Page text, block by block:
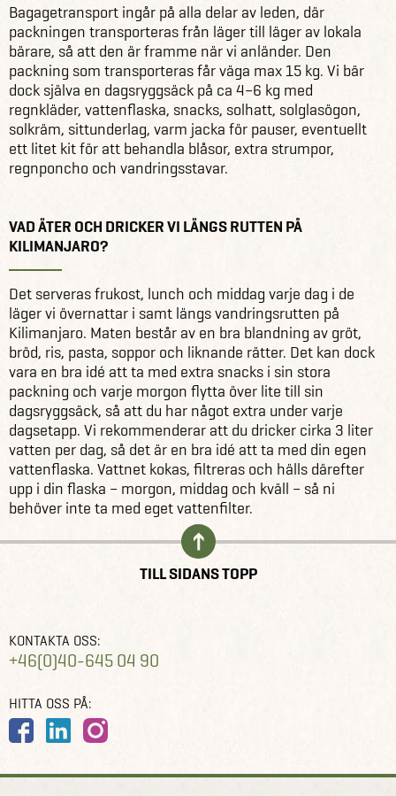
Bagagetransport ingår på alla delar av leden, där
packningen transporteras från läger till läger av lokala
bärare, så att den är framme när vi anländer. Den
packning som transporteras får väga max 15 kg. Vi bär
dock själva en dagsryggsäck på ca 4–6 kg med
regnkläder, vattenflaska, snacks, solhatt, solglasögon,
solkräm, sittunderlag, varm jacka för pauser, eventuellt
ett litet kit för att behandla blåsor, extra strumpor,
regnponcho och vandringsstavar.
VAD ÄTER OCH DRICKER VI LÄNGS RUTTEN PÅ
KILIMANJARO?
Det serveras frukost, lunch och middag varje dag i de
läger vi övernattar i samt längs vandringsrutten på
Kilimanjaro. Maten består av en bra blandning av gröt,
bröd, ris, pasta, soppor och liknande rätter. Det kan dock
vara en bra idé att ta med extra snacks i sin stora
packning och varje morgon flytta över lite till sin
dagsryggsäck, så att du har något extra under varje
dagsetapp. Vi rekommenderar att du dricker cirka 3 liter
vatten per dag, så det är en bra idé att ta med din egen
vattenflaska. Vattnet kokas, filtreras och hälls därefter
upp i din flaska – morgon, middag och kväll – så ni
behöver inte ta med eget vattenfilter.
TILL SIDANS TOPP
KONTAKTA OSS:
+46(0)40-645 04 90
HITTA OSS PÅ: